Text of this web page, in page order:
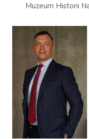
Muzeum Historii